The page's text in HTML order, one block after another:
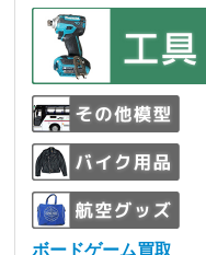
ボードゲーム買取